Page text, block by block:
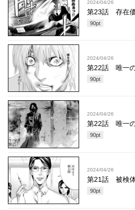
2024/04/26
第23話 存在
90pt
2024/04/26
第22話 唯一
90pt
2024/04/26
第22話 唯一
90pt
2024/04/26
第21話 被検
90pt